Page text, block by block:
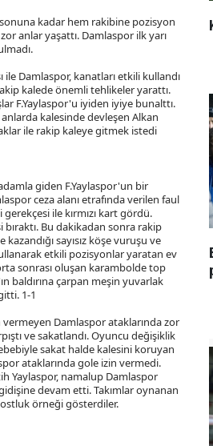
sonuna kadar hem rakibine pozisyon
anlar yaşattı. Damlaspor ilk yarı
ile Damlaspor, kanatları etkili kullandı
kalede önemli tehlikeler yarattı.
F.Yaylaspor'u iyiden iyiye bunalttı.
kalesinde devleşen Alkan
ile rakip kaleye gitmek istedi
giden F.Yaylaspor'un bir
ceza alanı etrafında verilen faul
ile kırmızı kart gördü.
bıraktı. Bu dakikadan sonra rakip
sayısız köşe vuruşu ve
etkili pozisyonlar yaratan ev
sonrası oluşan karambolde top
baldırına çarpan meşin yuvarlak
1-1
vermeyen Damlaspor ataklarında zor
ve sakatlandı. Oyuncu değişiklik
sakat halde kalesini koruyan
ataklarında gole izin vermedi.
Yaylaspor, namalup Damlaspor
devam etti. Takımlar oynanan
örneği gösterdiler.